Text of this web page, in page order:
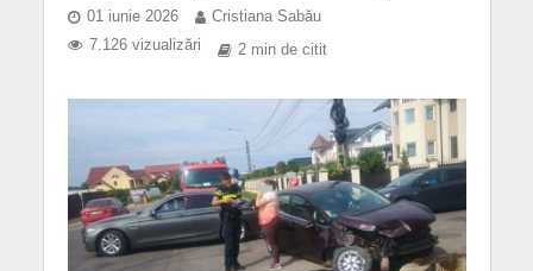
01 iunie 2026
Cristiana Sabău
7.126 vizualizări
2 min de citit